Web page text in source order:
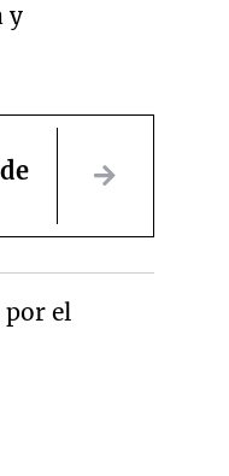
y
por el